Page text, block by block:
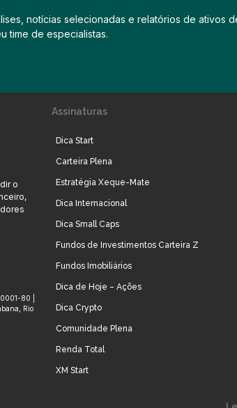
notícias selecionadas e relatórios de ativos
time de especialistas.
o
80 |
Rio
Assinaturas
Dica Start
Carteira Plena
Estratégia Xeque-Mate
Dica Internacional
Dica Small Caps
Fundos de Investimentos Carteira Z
Fundos Imobiliários
Dica de Hoje – Ações
Dica Crypto
Comunidade Plena
Renda Total
XM Start